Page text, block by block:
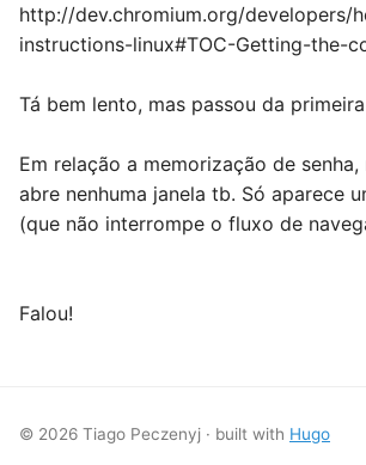
http://dev.chromium.org/developers/
instructions-linux#TOC-Getting-the-
Tá bem lento, mas passou da
Em relação a memorização de senha,
abre nenhuma janela tb. Só aparece
(que não interrompe o fluxo de
Falou!
© 2026 Tiago Peczenyj · built with Hugo